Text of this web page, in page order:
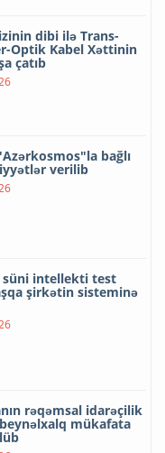
dibi ilə Trans-
Optik Kabel Xəttinin
çatıb
bağlı
verilib
süni intellekti test
şirkətin sisteminə
rəqəmsal idarəçilik
mükafata